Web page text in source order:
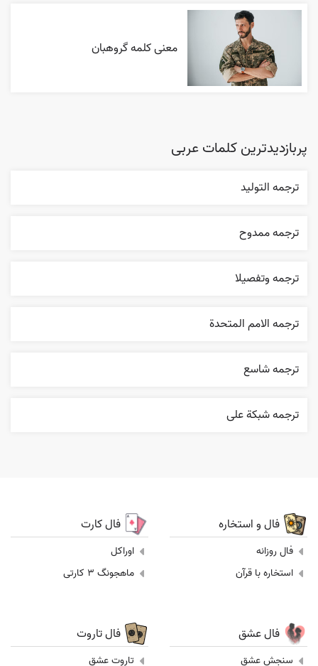
معنی کلمه گروهبان
پربازدیدترین کلمات عربی
ترجمه التوليد
ترجمه ممدوح
ترجمه وتفصيلا
ترجمه الامم المتحدة
ترجمه شاسع
ترجمه شبکة علی
فال و استخاره
فال روزانه
استخاره با قرآن
فال کارت
اوراکل
ماهجونگ 3 کارتی
فال عشق
سنجش عشق
فال تاروت
تاروت عشق